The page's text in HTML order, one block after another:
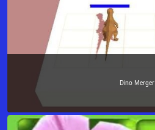
Dino Merger